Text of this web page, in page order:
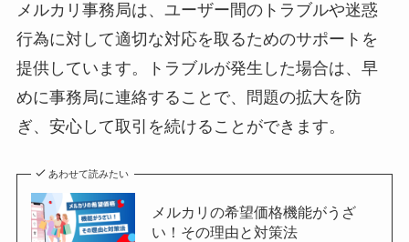
メルカリ事務局は、ユーザー間のトラブルや迷惑
行為に対して適切な対応を取るためのサポートを
提供しています。トラブルが発生した場合は、早
めに事務局に連絡することで、問題の拡大を防
ぎ、安心して取引を続けることができます。
あわせて読みたい
メルカリの希望価格機能がうざ
い！その理由と対策法